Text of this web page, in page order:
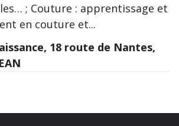
; Couture : apprentissage et
en couture et...
18 route de Nantes,